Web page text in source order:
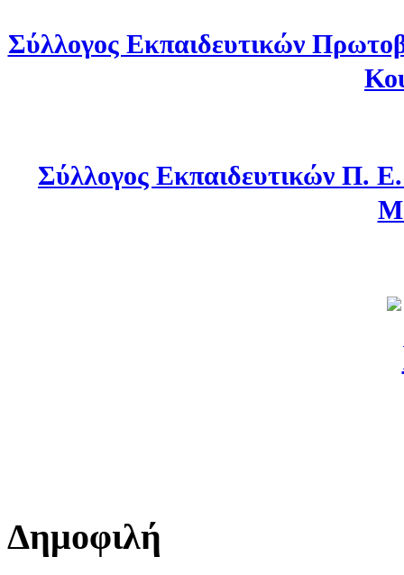
Σύλλογος Εκπαιδευτικών
Σύλλογος Εκπαιδευτικών Π.
Δημοφιλή